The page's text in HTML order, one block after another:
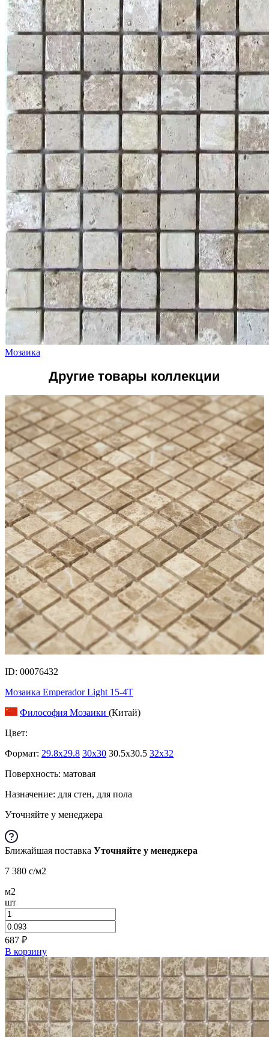
Мозаика
Другие товары коллекции
ID: 00076432
Мозаика Emperador Light 15-4T
Философия Мозаики (Китай)
Цвет:
Формат: 29.8x29.8 30x30 30.5x30.5 32x32
Поверхность: матовая
Назначение: для стен, для пола
Уточняйте у менеджера
Ближайшая поставка Уточняйте у менеджера
7 380 c/м2
м2
шт
687 ₽
В корзину